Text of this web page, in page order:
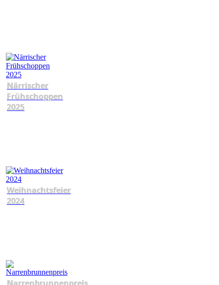
Närrischer
Frühschoppen
2025
Weihnachtsfeier
2024